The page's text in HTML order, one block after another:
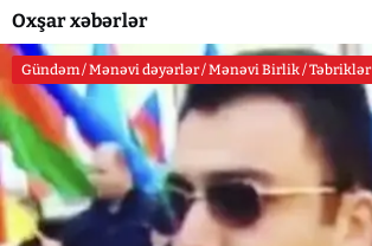
Oxşar xəbərlər
Gündəm / Mənəvi dəyərlər / Mənəvi Birlik / Təbriklər